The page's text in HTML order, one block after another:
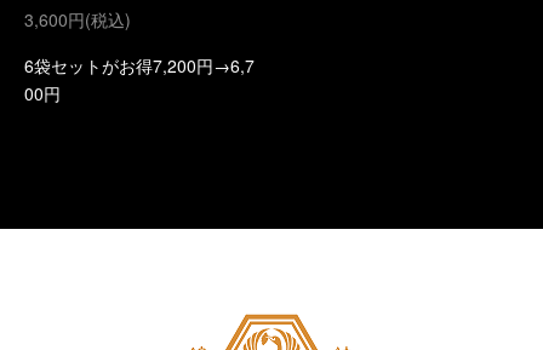
3,600円(税込)
6袋セットがお得7,200円→6,7
00円